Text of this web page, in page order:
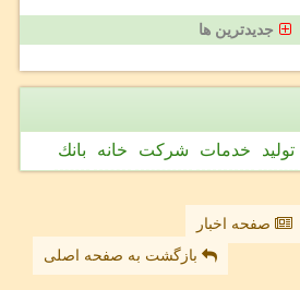
جدیدترین ها
تولید خدمات شركت خانه بانك
صفحه اخبار
بازگشت به صفحه اصلی